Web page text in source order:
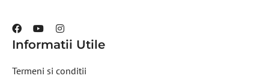
Informatii Utile
Termeni si conditii